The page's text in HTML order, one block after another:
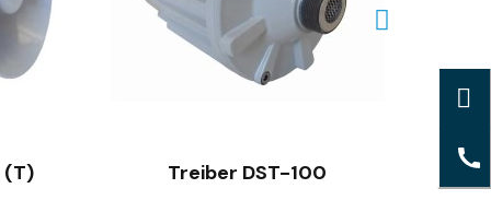
Treiber DST-100